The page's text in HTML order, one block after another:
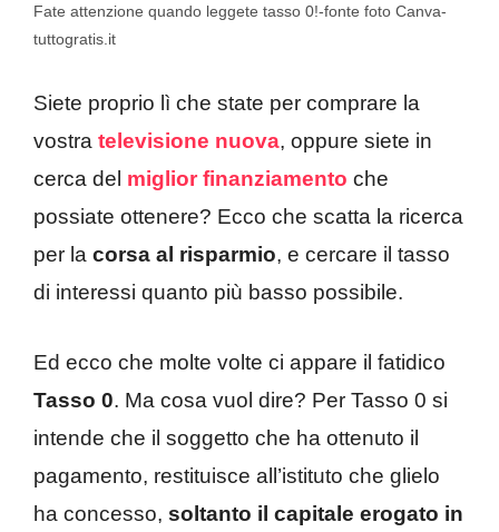
Fate attenzione quando leggete tasso 0!-fonte foto Canva-
tuttogratis.it
Siete proprio lì che state per comprare la
vostra televisione nuova, oppure siete in
cerca del miglior finanziamento che
possiate ottenere? Ecco che scatta la ricerca
per la corsa al risparmio, e cercare il tasso
di interessi quanto più basso possibile.
Ed ecco che molte volte ci appare il fatidico
Tasso 0. Ma cosa vuol dire? Per Tasso 0 si
intende che il soggetto che ha ottenuto il
pagamento, restituisce all’istituto che glielo
ha concesso, soltanto il capitale erogato in